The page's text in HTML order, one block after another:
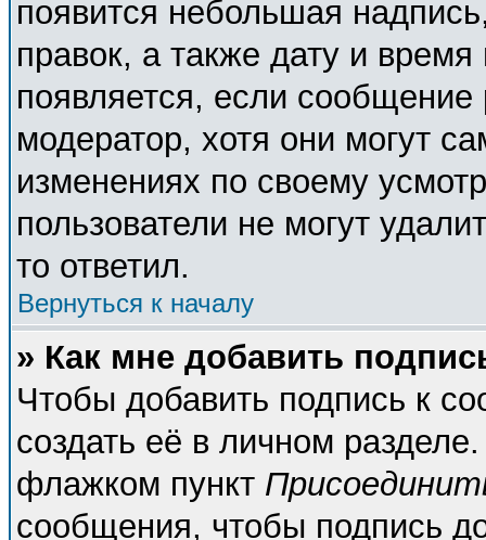
появится небольшая
правок, а также дату и
появляется, если
модератор, хотя они могут
изменениях по своему
пользователи не могут
то ответил.
Вернуться к началу
» Как мне добавить
Чтобы добавить подпись к
создать её в личном
флажком пункт
сообщения, чтобы подпись